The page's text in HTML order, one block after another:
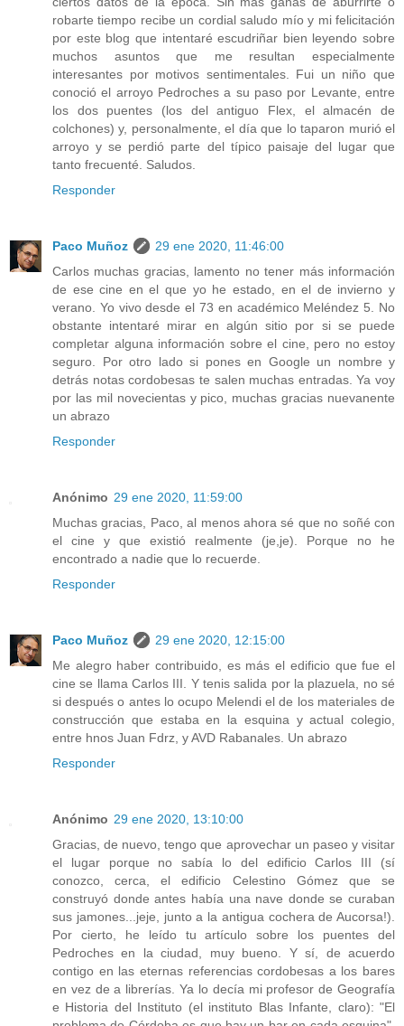
robarte tiempo recibe un cordial saludo mío y mi felicitación
por este blog que intentaré escudriñar bien leyendo sobre
muchos asuntos que me resultan especialmente
interesantes por motivos sentimentales. Fui un niño que
conoció el arroyo Pedroches a su paso por Levante, entre
los dos puentes (los del antiguo Flex, el almacén de
colchones) y, personalmente, el día que lo taparon murió el
arroyo y se perdió parte del típico paisaje del lugar que
tanto frecuenté. Saludos.
Responder
Paco Muñoz
29 ene 2020, 11:46:00
Carlos muchas gracias, lamento no tener más información
de ese cine en el que yo he estado, en el de invierno y
verano. Yo vivo desde el 73 en académico Meléndez 5. No
obstante intentaré mirar en algún sitio por si se puede
completar alguna información sobre el cine, pero no estoy
seguro. Por otro lado si pones en Google un nombre y
detrás notas cordobesas te salen muchas entradas. Ya voy
por las mil novecientas y pico, muchas gracias nuevanente
un abrazo
Responder
Anónimo 29 ene 2020, 11:59:00
Muchas gracias, Paco, al menos ahora sé que no soñé con
el cine y que existió realmente (je,je). Porque no he
encontrado a nadie que lo recuerde.
Responder
Paco Muñoz
29 ene 2020, 12:15:00
Me alegro haber contribuido, es más el edificio que fue el
cine se llama Carlos III. Y tenis salida por la plazuela, no sé
si después o antes lo ocupo Melendi el de los materiales de
construcción que estaba en la esquina y actual colegio,
entre hnos Juan Fdrz, y AVD Rabanales. Un abrazo
Responder
Anónimo 29 ene 2020, 13:10:00
Gracias, de nuevo, tengo que aprovechar un paseo y visitar
el lugar porque no sabía lo del edificio Carlos III (sí
conozco, cerca, el edificio Celestino Gómez que se
construyó donde antes había una nave donde se curaban
sus jamones...jeje, junto a la antigua cochera de Aucorsa!).
Por cierto, he leído tu artículo sobre los puentes del
Pedroches en la ciudad, muy bueno. Y sí, de acuerdo
contigo en las eternas referencias cordobesas a los bares
en vez de a librerías. Ya lo decía mi profesor de Geografía
e Historia del Instituto (el instituto Blas Infante, claro): "El